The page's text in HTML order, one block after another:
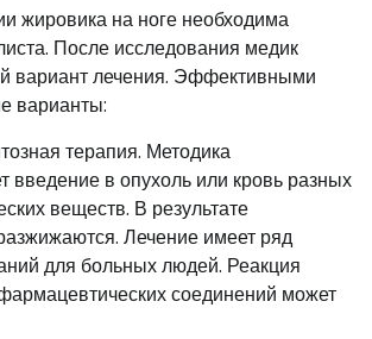
жировика на ноге необходима
После исследования медик
вариант лечения. Эффективными
варианты:
терапия. Методика
введение в опухоль или кровь разных
веществ. В результате
Лечение имеет ряд
для больных людей. Реакция
соединений может